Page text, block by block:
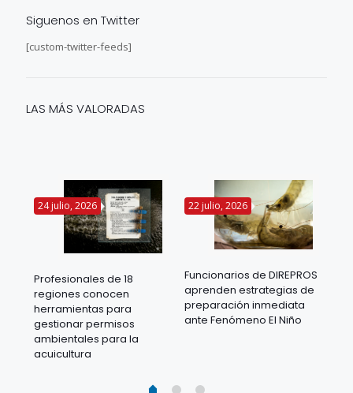
Siguenos en Twitter
[custom-twitter-feeds]
LAS MÁS VALORADAS
24 julio, 2026
Profesionales de 18
regiones conocen
herramientas para
gestionar permisos
ambientales para la
acuicultura
22 julio, 2026
Funcionarios de DIREPROS
aprenden estrategias de
preparación inmediata
ante Fenómeno El Niño